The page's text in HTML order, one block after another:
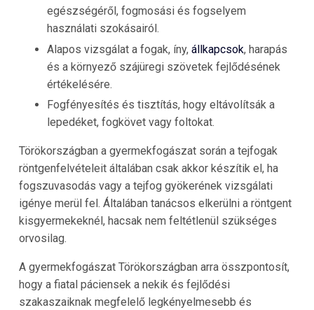
egészségéről, fogmosási és fogselyem
használati szokásairól.
Alapos vizsgálat a fogak, íny, állkapcsok, harapás
és a környező szájüregi szövetek fejlődésének
értékelésére.
Fogfényesítés és tisztítás, hogy eltávolítsák a
lepedéket, fogkövet vagy foltokat.
Törökországban a gyermekfogászat során a tejfogak
röntgenfelvételeit általában csak akkor készítik el, ha
fogszuvasodás vagy a tejfog gyökerének vizsgálati
igénye merül fel. Általában tanácsos elkerülni a röntgent
kisgyermekeknél, hacsak nem feltétlenül szükséges
orvosilag.
A gyermekfogászat Törökországban arra összpontosít,
hogy a fiatal páciensek a nekik és fejlődési
szakaszaiknak megfelelő legkényelmesebb és